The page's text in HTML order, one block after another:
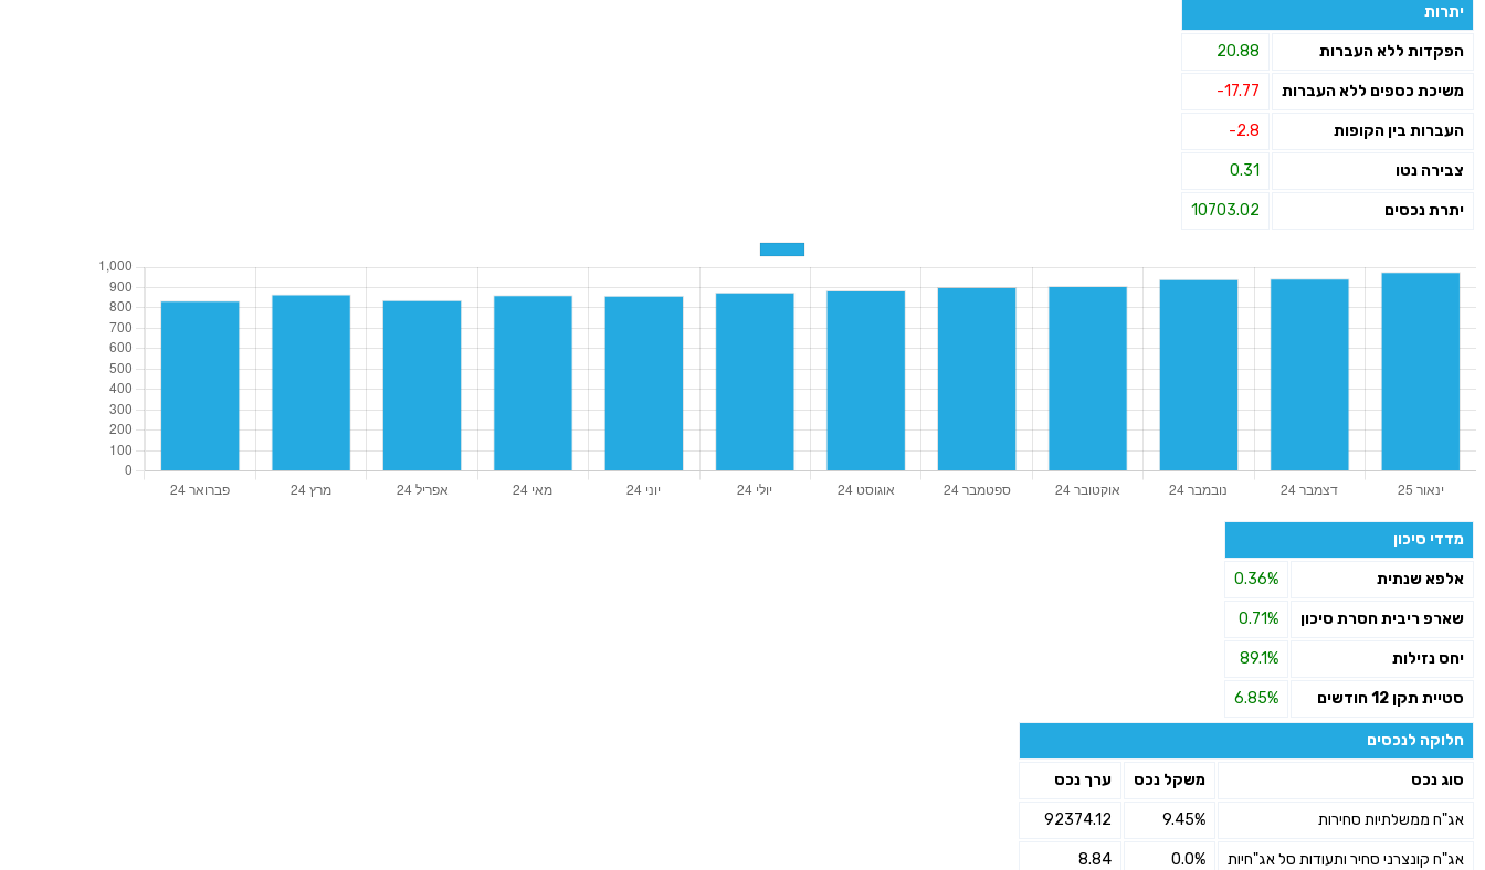
יתרות
הפקדות ללא העברות 20.88
משיכת כספים ללא העברות -17.77
העברות בין הקופות -2.8
צבירה נטו 0.31
יתרת נכסים 10703.02
מדדי סיכון
אלפא שנתית 0.36%
שארפ ריבית חסרת סיכון 0.71%
יחס נזילות 89.1%
סטיית תקן 12 חודשים 6.85%
חלוקה לנכסים
סוג נכס משקל נכס ערך נכס
אג"ח ממשלתיות סחירות 9.45%
92374.12
אג"ח קונצרני סחיר ותעודות סל אג"חיות 0.0%
8.84